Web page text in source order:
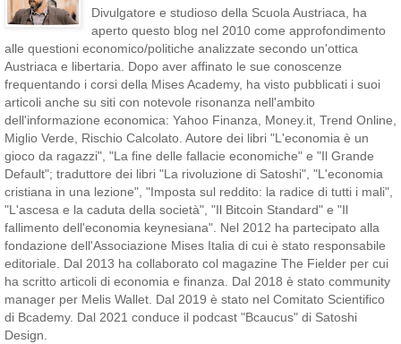
Divulgatore e studioso della Scuola Austriaca, ha
aperto questo blog nel 2010 come approfondimento
alle questioni economico/politiche analizzate secondo un'ottica
Austriaca e libertaria. Dopo aver affinato le sue conoscenze
frequentando i corsi della Mises Academy, ha visto pubblicati i suoi
articoli anche su siti con notevole risonanza nell'ambito
dell'informazione economica: Yahoo Finanza, Money.it, Trend Online,
Miglio Verde, Rischio Calcolato. Autore dei libri "L'economia è un
gioco da ragazzi", "La fine delle fallacie economiche" e "Il Grande
Default"; traduttore dei libri "La rivoluzione di Satoshi", "L'economia
cristiana in una lezione", "Imposta sul reddito: la radice di tutti i mali",
"L'ascesa e la caduta della società", "Il Bitcoin Standard" e "Il
fallimento dell'economia keynesiana". Nel 2012 ha partecipato alla
fondazione dell'Associazione Mises Italia di cui è stato responsabile
editoriale. Dal 2013 ha collaborato col magazine The Fielder per cui
ha scritto articoli di economia e finanza. Dal 2018 è stato community
manager per Melis Wallet. Dal 2019 è stato nel Comitato Scientifico
di Bcademy. Dal 2021 conduce il podcast "Bcaucus" di Satoshi
Design.